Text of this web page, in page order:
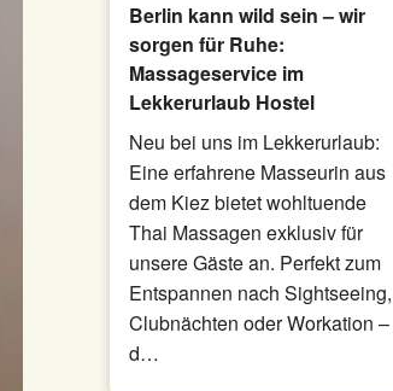
Berlin kann wild sein – wir
sorgen für Ruhe:
Massageservice im
Lekkerurlaub Hostel
Neu bei uns im Lekkerurlaub:
Eine erfahrene Masseurin aus
dem Kiez bietet wohltuende
Thai Massagen exklusiv für
unsere Gäste an. Perfekt zum
Entspannen nach Sightseeing,
Clubnächten oder Workation –
d…